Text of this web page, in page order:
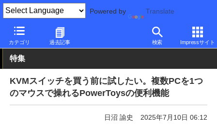
Powered by Translate
カテゴリ 過去記事 検索 Impressサイト
PC Watch ソフトウェア/アプリ 他ソフト/アプリ その他
特集
KVMスイッチを買う前に試したい。複数PCを1つ
のマウスで操れるPowerToysの便利機能
日沼 諭史 2025年7月10日 06:12